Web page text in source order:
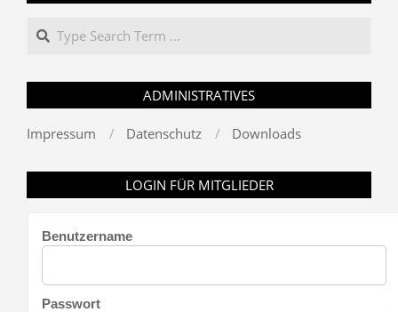
Search
ADMINISTRATIVES
Impressum Datenschutz Downloads
LOGIN FÜR MITGLIEDER
Benutzername
Passwort